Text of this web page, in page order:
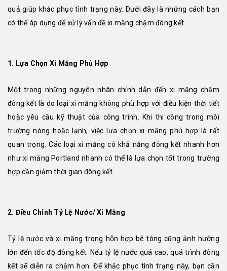
quả giúp khắc phục tình trạng này. Dưới đây là những cách bạn
có thể áp dụng để xử lý vấn đề xi măng chậm đông kết.
1. Lựa Chọn Xi Măng Phù Hợp
Một trong những nguyên nhân chính dẫn đến xi măng chậm
đông kết là do loại xi măng không phù hợp với điều kiện thời tiết
hoặc yêu cầu kỹ thuật của công trình. Khi thi công trong môi
trường nóng hoặc lạnh, việc lựa chọn xi măng phù hợp là rất
quan trọng. Các loại xi măng có khả năng đông kết nhanh hơn
như xi măng Portland nhanh có thể là lựa chọn tốt trong trường
hợp cần giảm thời gian đông kết.
2. Điều Chỉnh Tỷ Lệ Nước/ Xi Măng
Tỷ lệ nước và xi măng trong hỗn hợp bê tông cũng ảnh hưởng
lớn đến tốc độ đông kết. Nếu tỷ lệ nước quá cao, quá trình đông
kết sẽ diễn ra chậm hơn. Để khắc phục tình trạng này, bạn cần